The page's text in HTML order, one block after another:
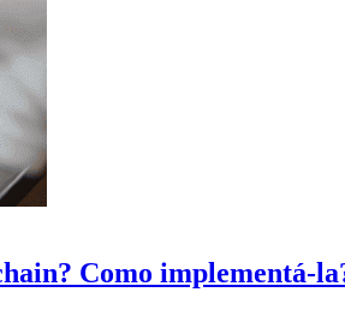
Como implementá-